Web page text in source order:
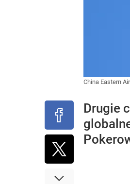
China Eastern
Drugie